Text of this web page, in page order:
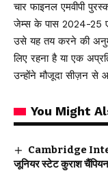
चार फाइनल एमवीपी
जेम्स के पास 2024-25
उसे यह तय करने की
लिए रहना है या एक
उन्होंने मौजूदा सीज़न से
You Might
Cambridge
जूनियर स्टेट कुराश